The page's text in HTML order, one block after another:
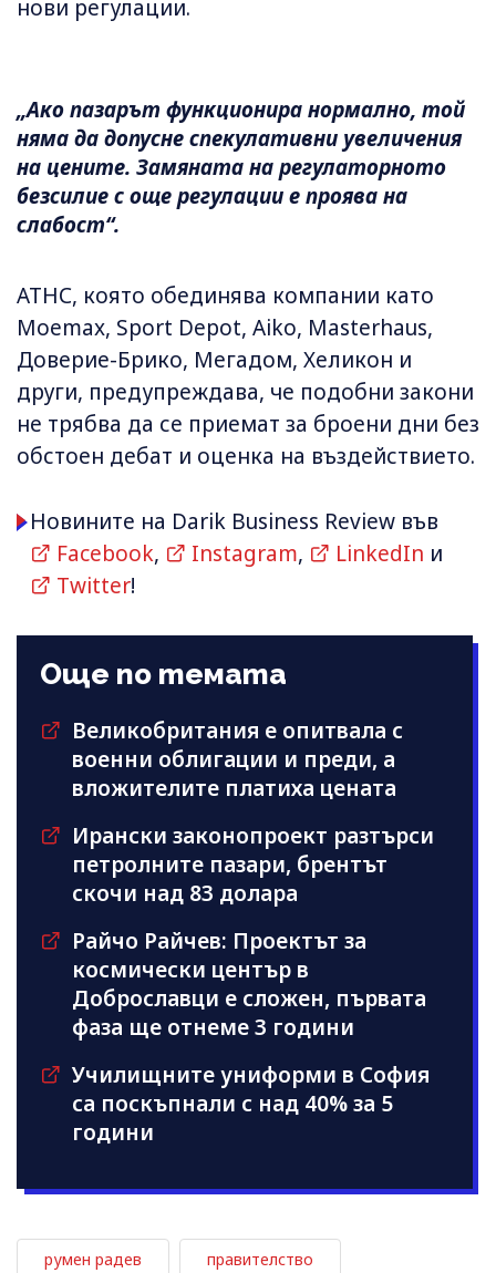
нови регулации.
„Ако пазарът функционира нормално, той
няма да допусне спекулативни увеличения
на цените. Замяната на регулаторното
безсилие с още регулации е проява на
слабост“.
АТНС, която обединява компании като
Moemax, Sport Depot, Aiko, Masterhaus,
Доверие-Брико, Мегадом, Хеликон и
други, предупреждава, че подобни закони
не трябва да се приемат за броени дни без
обстоен дебат и оценка на въздействието.
Новините на Darik Business Review във
Facebook, Instagram, LinkedIn и
Twitter!
Още по темата
Великобритания е опитвала с
военни облигации и преди, а
вложителите платиха цената
Ирански законопроект разтърси
петролните пазари, брентът
скочи над 83 долара
Райчо Райчев: Проектът за
космически център в
Доброславци е сложен, първата
фаза ще отнеме 3 години
Училищните униформи в София
са поскъпнали с над 40% за 5
години
румен радев правителство